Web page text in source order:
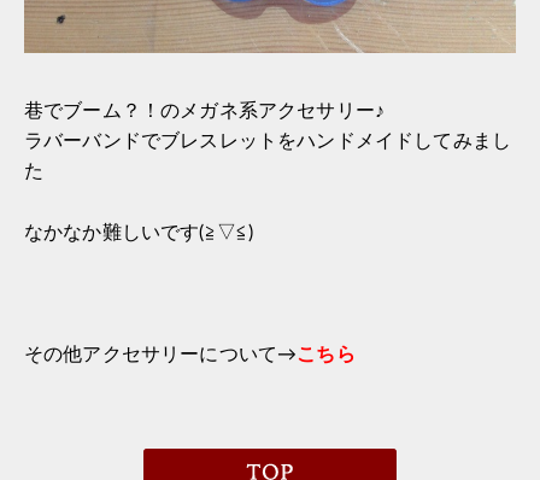
巷でブーム？！のメガネ系アクセサリー♪
ラバーバンドでブレスレットをハンドメイドしてみまし
た
なかなか難しいです(≧▽≦)
その他アクセサリーについて→こちら